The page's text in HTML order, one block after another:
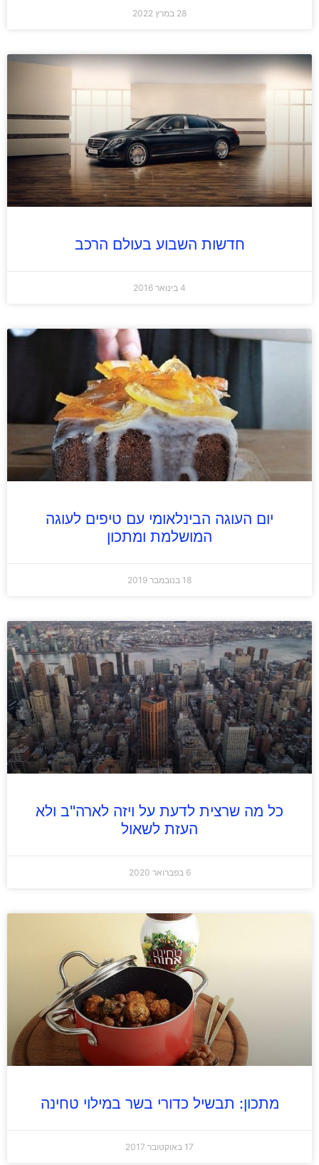
28 במרץ 2022
חדשות השבוע בעולם הרכב
4 בינואר 2016
יום העוגה הבינלאומי עם טיפים לעוגה
המושלמת ומתכון
18 בנובמבר 2019
כל מה שרצית לדעת על ויזה לארה"ב ולא
העזת לשאול
6 בפברואר 2020
מתכון: תבשיל כדורי בשר במילוי טחינה
17 באוקטובר 2017